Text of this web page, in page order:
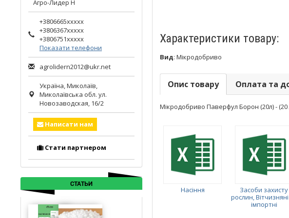
Характеристики товару:
Вид: Мікродобриво
Опис товару Оплата та
Мікродобриво Паверфул Борон (20л) - (20
Насіння
Засоби захисту
рослин,
імпортні
Агро-Лидер Н
+3806665xxxxx
+3806367xxxxx
+3806751xxxxx
Показати телефони
agrolidern2012@ukr.net
Україна,Миколаїв,
Миколаївська обл. ул.
Новозаводская, 16/2
Написати нам
Стати партнером
СТАТЬИ